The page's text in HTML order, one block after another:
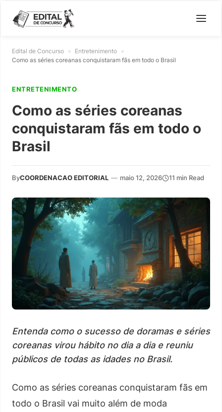
Edital de Concurso » Entretenimento »
Como as séries coreanas conquistaram fãs em todo o Brasil
ENTRETENIMENTO
Como as séries coreanas
conquistaram fãs em todo o
Brasil
ByCOORDENACAO EDITORIAL — maio 12, 2026 11 min Read
Entenda como o sucesso de doramas e séries
coreanas virou hábito no dia a dia e reuniu
públicos de todas as idades no Brasil.
Como as séries coreanas conquistaram fãs em
todo o Brasil vai muito além de moda